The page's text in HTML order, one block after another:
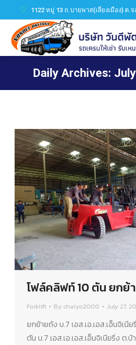
1122 หมู่ 13 ถ.บายพาส(เลี่ยงเมือง) ต
Daily Archives:
You
โฟล์คลิฟท์​ 10 ​ตัน ยกย้
Forklift By chaiyo2000 July 27,
ยกย้ายถัง​ บ.7 ​เอส.เอ.เอส.เอ็นจิเนี
ตัน บ.7 เอส.เอ.เอส.เอ็นจิเนียริ่ง ต.